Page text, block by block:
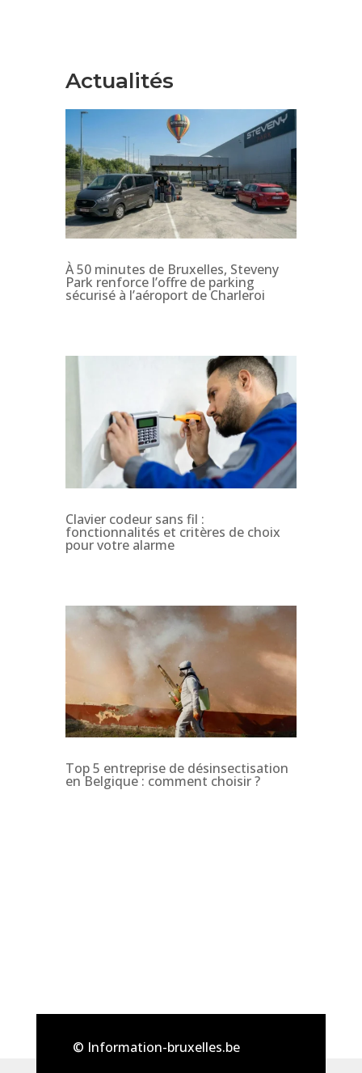
Actualités
À 50 minutes de Bruxelles, Steveny
Park renforce l’offre de parking
sécurisé à l’aéroport de Charleroi
Clavier codeur sans fil :
fonctionnalités et critères de choix
pour votre alarme
Top 5 entreprise de désinsectisation
en Belgique : comment choisir ?
© Information-bruxelles.be